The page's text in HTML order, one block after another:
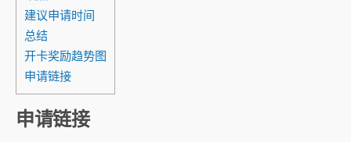
建议申请时间
总结
开卡奖励趋势图
申请链接
申请链接